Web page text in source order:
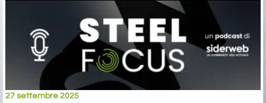
27 settembre 2025